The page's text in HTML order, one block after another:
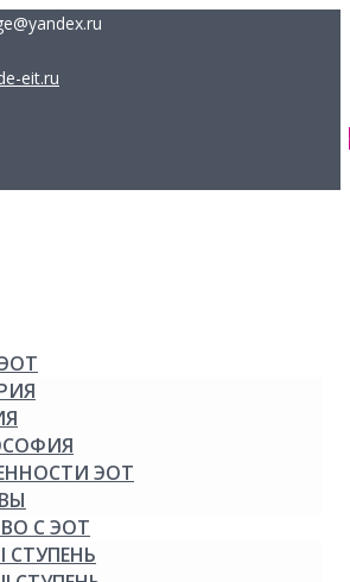
eit.ru
ЭОТ
С ЭОТ
СТУПЕНЬ